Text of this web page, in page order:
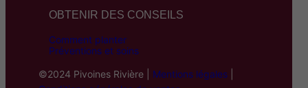
OBTENIR DES CONSEILS
Comment planter
Préventions et soins
©2024 Pivoines Rivière | Mentions légales